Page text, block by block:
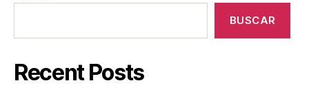
BUSCAR
Recent Posts